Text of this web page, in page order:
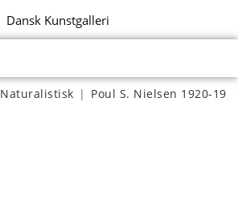
Dansk Kunstgalleri
Naturalistisk | Poul S. Nielsen 1920-